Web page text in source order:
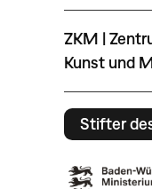
ZKM |
Kunst und
Stifter